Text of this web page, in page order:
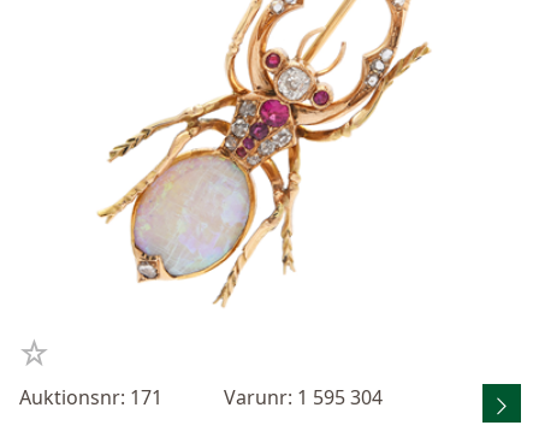
Auktionsnr: 171 Varunr: 1 595 304